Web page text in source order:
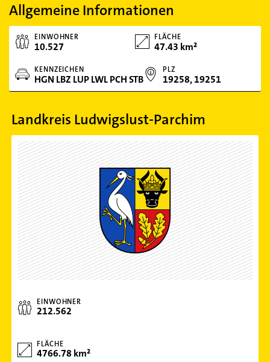
Allgemeine Informationen
EINWOHNER
10.527
FLÄCHE
47.43 km²
KENNZEICHEN
HGN LBZ LUP LWL PCH STB
PLZ
19258, 19251
Landkreis Ludwigslust-Parchim
EINWOHNER
212.562
FLÄCHE
4766.78 km²